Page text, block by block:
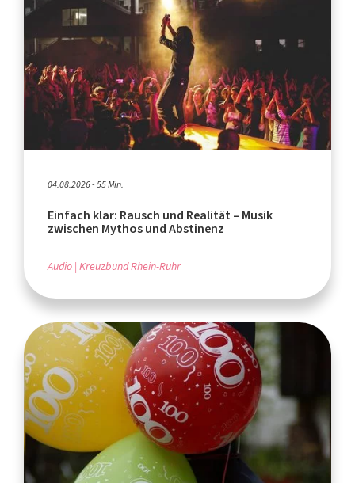
04.08.2026 - 55 Min.
Einfach klar: Rausch und Realität – Musik
zwischen Mythos und Abstinenz
Audio Kreuzbund Rhein-Ruhr